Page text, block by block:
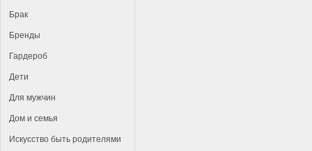
Брак
Бренды
Гардероб
Дети
Для мужчин
Дом и семья
Искусство быть родителями